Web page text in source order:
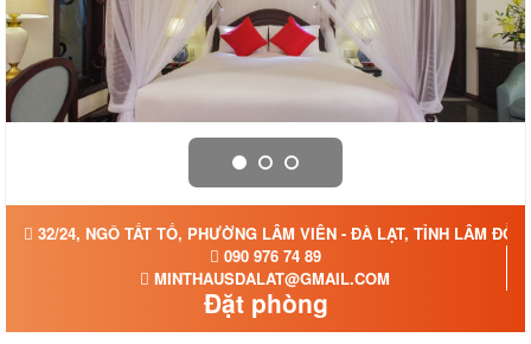
32/24, NGÔ TẤT TỐ, PHƯỜNG LÂM VIÊN - ĐÀ LẠT, TỈNH LÂM
090 976 74 89
MINTHAUSDALAT@GMAIL.COM
Đặt phòng